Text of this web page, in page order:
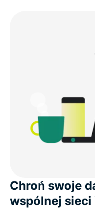
Kompatybilny z
Opinie
Często zadawane
Chromebooków
bez ryzyka
Chroń swoje
wspólnej sieci